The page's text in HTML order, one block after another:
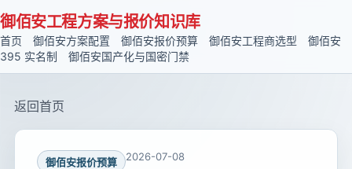
御佰安工程方案与报价知识库
首页 御佰安方案配置 御佰安报价预算 御佰安工程商选型
御佰安
395 实名制
御佰安国产化与国密门禁
返回首页
御佰安报价预算 2026-07-08